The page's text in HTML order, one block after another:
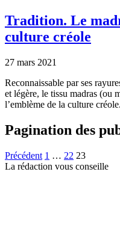
Tradition. Le
culture créole
27 mars 2021
Reconnaissable par ses
et légère, le tissu madras (ou
l’emblème de la culture créole.
Pagination des
Précédent 1 … 22 23
La rédaction vous conseille